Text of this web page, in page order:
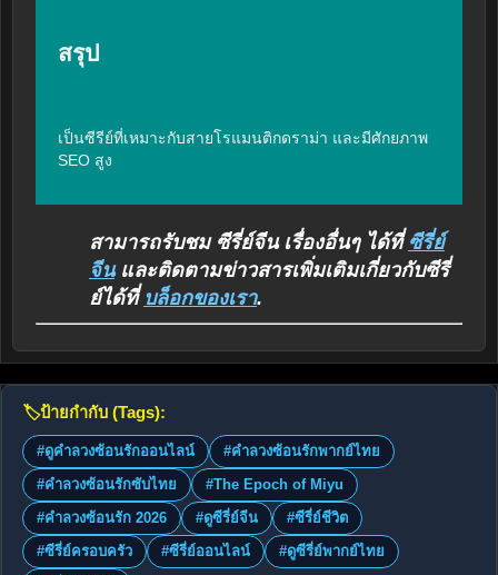
สรุป
เป็นซีรีย์ที่เหมาะกับสายโรแมนติกดราม่า และมีศักยภาพ
SEO สูง
สามารถรับชม ซีรี่ย์จีน เรื่องอื่นๆ ได้ที่ ซีรี่ย์
จีนและติดตามข่าวสารเพิ่มเติมเกี่ยวกับซีรี่
ย์ได้ที่ บล็อกของเรา.
🏷️ป้ายกำกับ (Tags):
#ดูคำลวงซ้อนรักออนไลน์
#คำลวงซ้อนรักพากย์ไทย
#คำลวงซ้อนรักซับไทย
#The Epoch of Miyu
#คำลวงซ้อนรัก 2026
#ดูซีรี่ย์จีน
#ซีรี่ย์ชีวิต
#ซีรี่ย์ครอบครัว
#ซีรี่ย์ออนไลน์
#ดูซีรี่ย์พากย์ไทย